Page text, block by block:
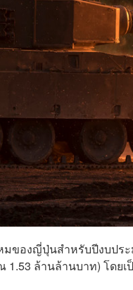
ของญี่ปุ่นสำหรับปีงบปร
ล้านล้านบาท) โดย